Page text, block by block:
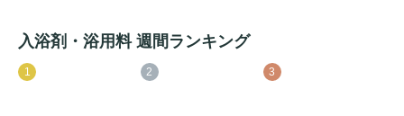
入浴剤・浴用料 週間ランキング
1 2 3